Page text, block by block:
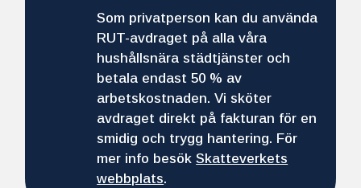
Som privatperson kan du använda
RUT-avdraget på alla våra
hushållsnära städtjänster och
betala endast 50 % av
arbetskostnaden. Vi sköter
avdraget direkt på fakturan för en
smidig och trygg hantering. För
mer info besökSkatteverkets
webbplats.